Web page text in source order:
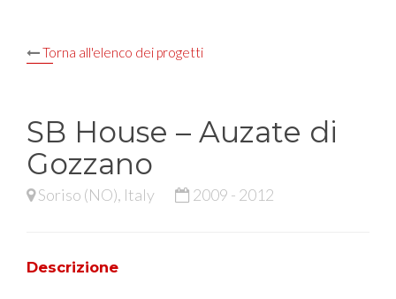
Torna all'elenco dei progetti
SB House – Auzate di
Gozzano
Soriso (NO), Italy 2009 - 2012
Descrizione